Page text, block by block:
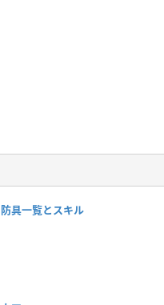
防具一覧とスキル